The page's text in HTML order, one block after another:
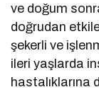
ve doğum
doğrudan
şekerli ve
ileri yaşlarda
hastalıklarına